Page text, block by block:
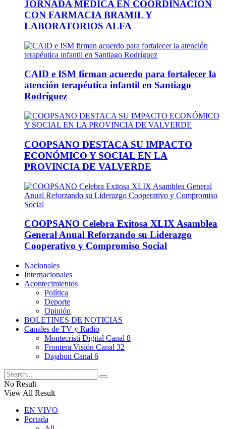
JORNADA MÉDICA EN COORDINACIÓN
CON FARMACIA BRAMIL Y
LABORATORIOS ALFA
CAID e ISM firman acuerdo para fortalecer la
atención terapéutica infantil en Santiago
Rodríguez
COOPSANO DESTACA SU IMPACTO
ECONÓMICO Y SOCIAL EN LA
PROVINCIA DE VALVERDE
COOPSANO Celebra Exitosa XLIX Asamblea
General Anual Reforzando su Liderazgo
Cooperativo y Compromiso Social
Nacionales
Internacionales
Acontecimientos
Política
Deporte
Opinión
BOLETINES DE NOTICIAS
Canales de TV y Radio
Montecristi Digital Canal 8
Frontera Visión Canal 32
Dajabon Canal 6
No Result
View All Result
EN VIVO
Portada